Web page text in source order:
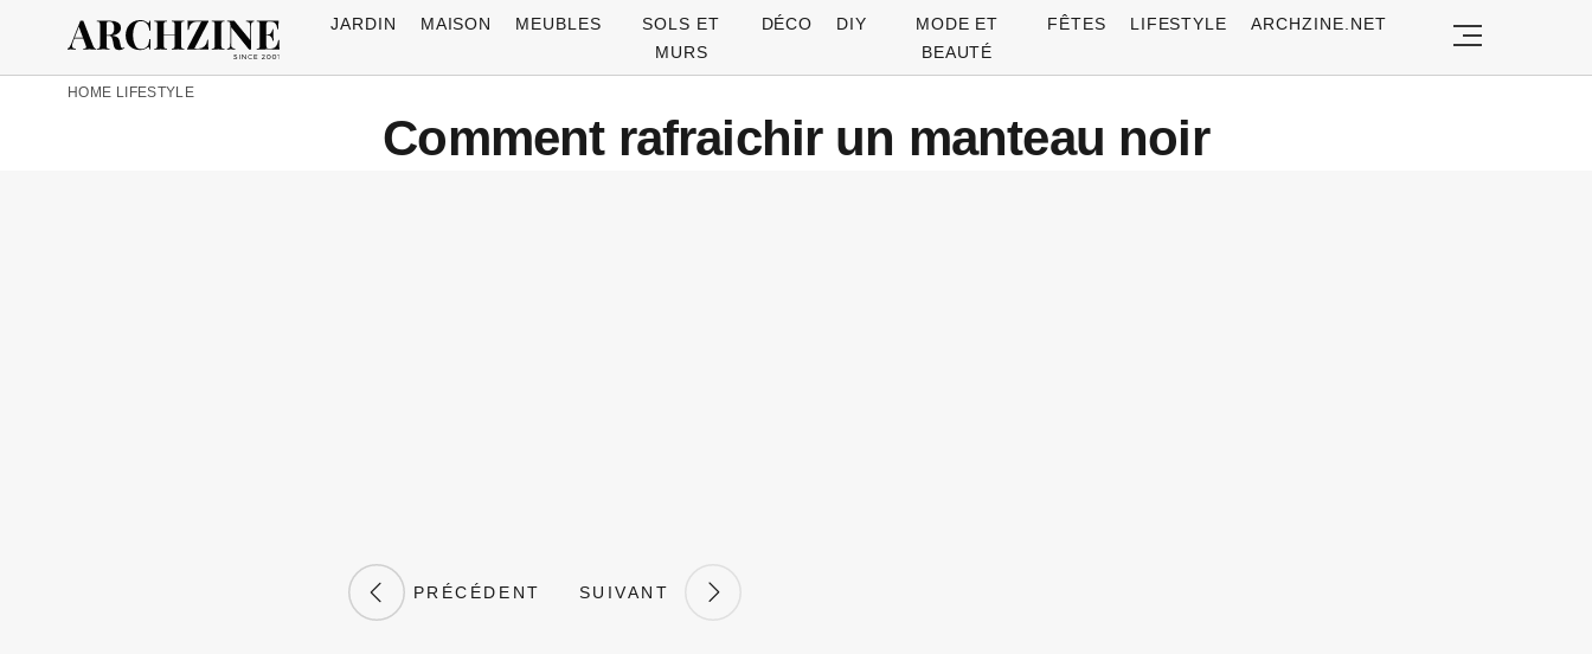
JARDIN MAISON MEUBLES
SOLS ET
MURS
DÉCO DIY
MODE ET
BEAUTÉ
FÊTES LIFESTYLE ARCHZINE.NET
HOME LIFESTYLE
Comment rafraichir un manteau noir
PRÉCÉDENT SUIVANT